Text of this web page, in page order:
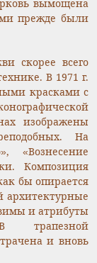
вымощена
прежде были
скорее всего
В 1971 г.
красками с
изображены
На
«Вознесение
Композиция
бы опирается
и атрибуты
трапезной
и вновь